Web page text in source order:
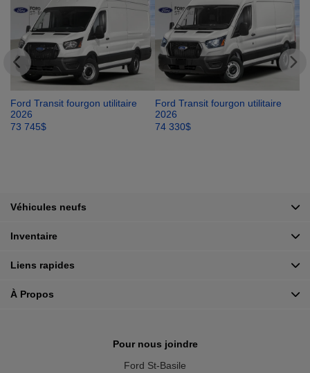
Ford Transit fourgon utilitaire
2026
73 745$
Ford Transit fourgon utilitaire
2026
74 330$
Pour nous joindre
Ford St-Basile
Véhicules neufs
Inventaire
Liens rapides
À Propos